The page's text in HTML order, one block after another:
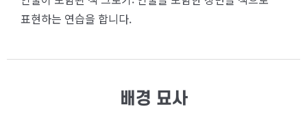
표현하는 연습을 합니다.
배경 묘사